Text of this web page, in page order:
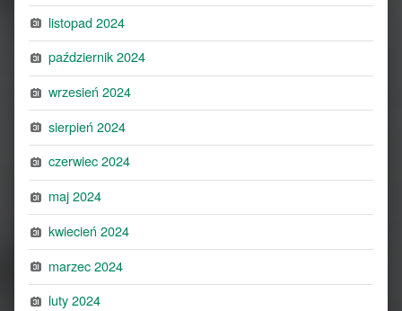
listopad 2024
październik 2024
wrzesień 2024
sierpień 2024
czerwiec 2024
maj 2024
kwiecień 2024
marzec 2024
luty 2024